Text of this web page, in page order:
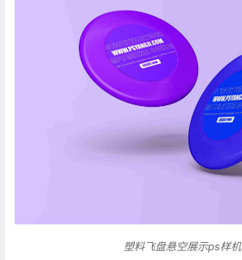
塑料飞盘悬空展示ps样机